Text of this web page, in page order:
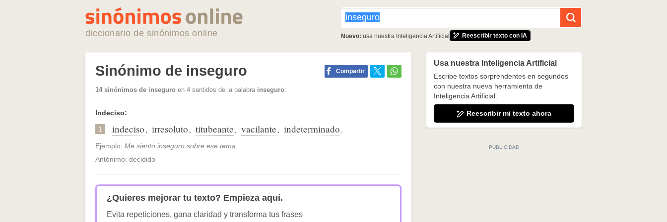
diccionario de sinónimos online Nuevo: usa nuestra Inteligencia Artificial Reescribir texto con IA
Sinónimo de inseguro Compartir
14 sinónimos de inseguro en 4 sentidos de la palabra inseguro:
Indeciso:
1 indeciso, irresoluto, titubeante, vacilante, indeterminado.
Ejemplo: Me siento inseguro sobre ese tema.
Antónimo: decidido
¿Quieres mejorar tu texto? Empieza aquí.
Evita repeticiones, gana claridad y transforma tus frases
Usa nuestra Inteligencia Artificial
Escribe textos sorprendentes en segundos
con nuestra nueva herramienta de
Inteligencia Artificial.
Reescribir mi texto ahora